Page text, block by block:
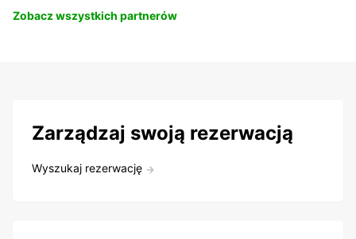
Zobacz wszystkich partnerów
Zarządzaj swoją rezerwacją
Wyszukaj rezerwację